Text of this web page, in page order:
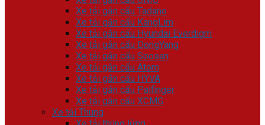
Xe tải gắn cẩu Tadano
Xe tải gắn cẩu KangLim
Xe tải gắn cẩu Hyundai Everdigm
Xe tải gắn cẩu DongYang
Xe tải gắn cẩu Soosan
Xe tải gắn cẩu Atom
Xe tải gắn cẩu HYVA
Xe tải gắn cẩu Palfinger
Xe tải gắn cẩu XCMG
Xe tải Thùng